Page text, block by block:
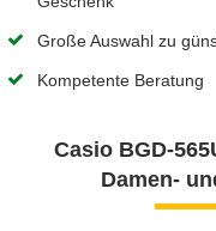
Große Auswahl zu
Kompetente Beratung
Casio BGD-
Damen-